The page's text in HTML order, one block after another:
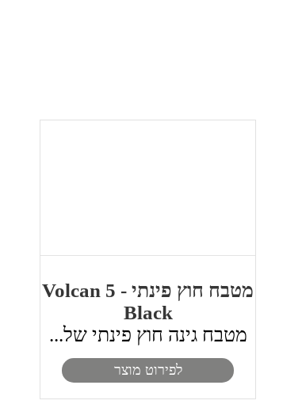
מטבח חוץ פינתי - Volcan 5
Black
מטבח גינה חוץ פינתי של...
לפירוט מוצר